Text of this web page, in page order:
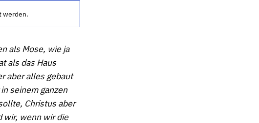
werden.
als Mose, wie ja
als das Haus
aber alles gebaut
seinem ganzen
Christus aber
wir, wenn wir die